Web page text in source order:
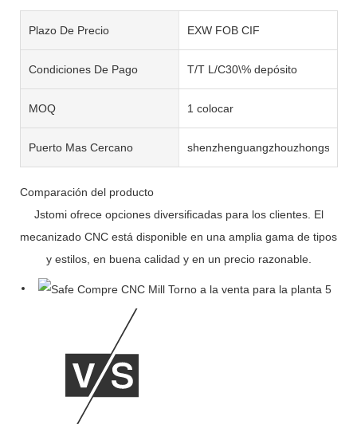
Plazo De Precio EXW FOB CIF
Condiciones De Pago T/T L/C30\% depósito
MOQ 1 colocar
Puerto Mas Cercano shenzhenguangzhouzhongshan
Comparación del producto
Jstomi ofrece opciones diversificadas para los clientes. El
mecanizado CNC está disponible en una amplia gama de tipos
y estilos, en buena calidad y en un precio razonable.